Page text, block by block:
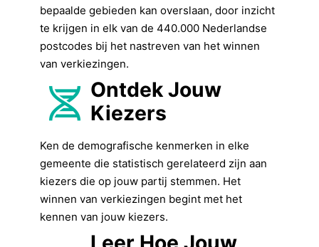
bepaalde gebieden kan overslaan, door inzicht
te krijgen in elk van de 440.000 Nederlandse
postcodes bij het nastreven van het winnen
van verkiezingen.
Ontdek Jouw
Kiezers
Ken de demografische kenmerken in elke
gemeente die statistisch gerelateerd zijn aan
kiezers die op jouw partij stemmen. Het
winnen van verkiezingen begint met het
kennen van jouw kiezers.